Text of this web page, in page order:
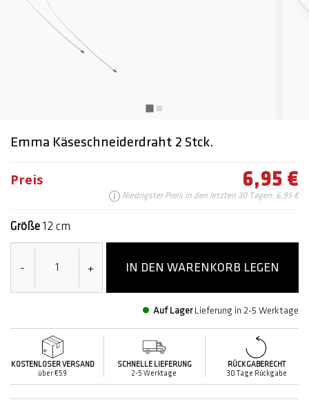
Emma Käseschneiderdraht 2 Stck.
Preis 6,95 €
Niedrigster Preis in den letzten 30 Tagen: 6,95 €
Größe 12 cm
- + IN DEN WARENKORB LEGEN
Auf Lager Lieferung in 2-5 Werktage
KOSTENLOSER VERSAND
über €59
SCHNELLE LIEFERUNG
2-5 Werktage
RÜCKGABERECHT
30 Tage Rückgabe